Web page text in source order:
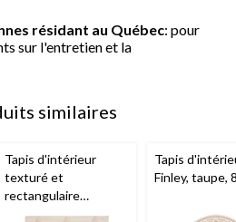
résidant au Québec: pour
sur l'entretien et la
similaires
Tapis d'intérieur
texturé et
rectangulaire
Specter, doux et
Tapis
Finley, taupe,